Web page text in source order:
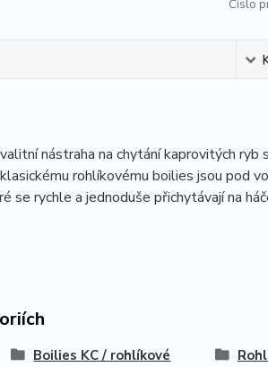
Číslo
nástraha na chytání kaprovitých
rohlíkovému boilies jsou pod
se rychle a jednoduše přichytávají na
Boilies KC / rohlíkové